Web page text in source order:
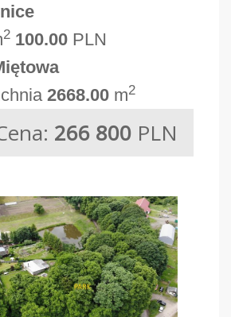
2 100.00 PLN
2668.00 m2
266 800 PLN